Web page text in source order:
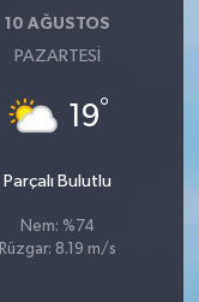
10 AĞUSTOS
PAZARTESI
19°
Parçalı Bulutlu
Nem: %74
Rüzgar: 8.19 m/s